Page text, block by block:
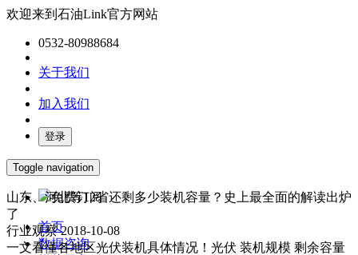
欢迎来到石油Link官方网站
0532-80988684
关于我们
加入我们
登录
Toggle navigation
免费订阅
首页
数据咨询
山东、河北等12省还剩多少装机容量？史上最全面的解读出炉
了
行业观察 2018-10-08
一文看懂各地区光伏装机具体情况！光伏 装机规模 剩余容量